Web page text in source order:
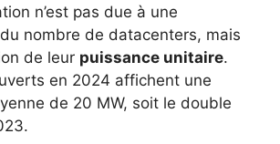
n’est pas due à une
nombre de datacenters, mais
de leur puissance unitaire.
en 2024 affichent une
de 20 MW, soit le double